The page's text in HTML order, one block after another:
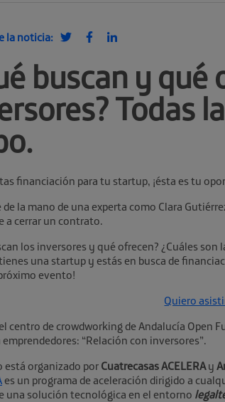
la noticia:
buscan y qué
Todas
financiación para tu startup, ¡ésta es tu
de la mano de una experta como Clara
a cerrar un contrato.
los inversores y qué ofrecen? ¿Cuáles
una startup y estás en busca de
evento!
Quiero
centro de crowdworking de Andalucía Open
“Relación con inversores”.
está organizado por Cuatrecasas ACELERAy
es un programa de aceleración dirigido a
una solución tecnológica en el entorno